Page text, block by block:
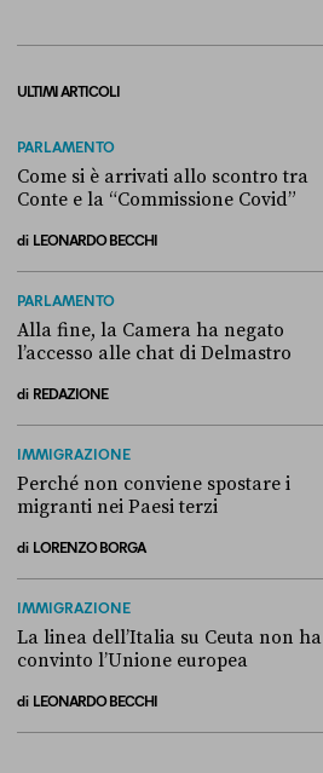
ULTIMI ARTICOLI
PARLAMENTO
Come si è arrivati allo scontro tra
Conte e la “Commissione Covid”
di LEONARDO BECCHI
PARLAMENTO
Alla fine, la Camera ha negato
l’accesso alle chat di Delmastro
di REDAZIONE
IMMIGRAZIONE
Perché non conviene spostare i
migranti nei Paesi terzi
di LORENZO BORGA
IMMIGRAZIONE
La linea dell’Italia su Ceuta non ha
convinto l’Unione europea
di LEONARDO BECCHI